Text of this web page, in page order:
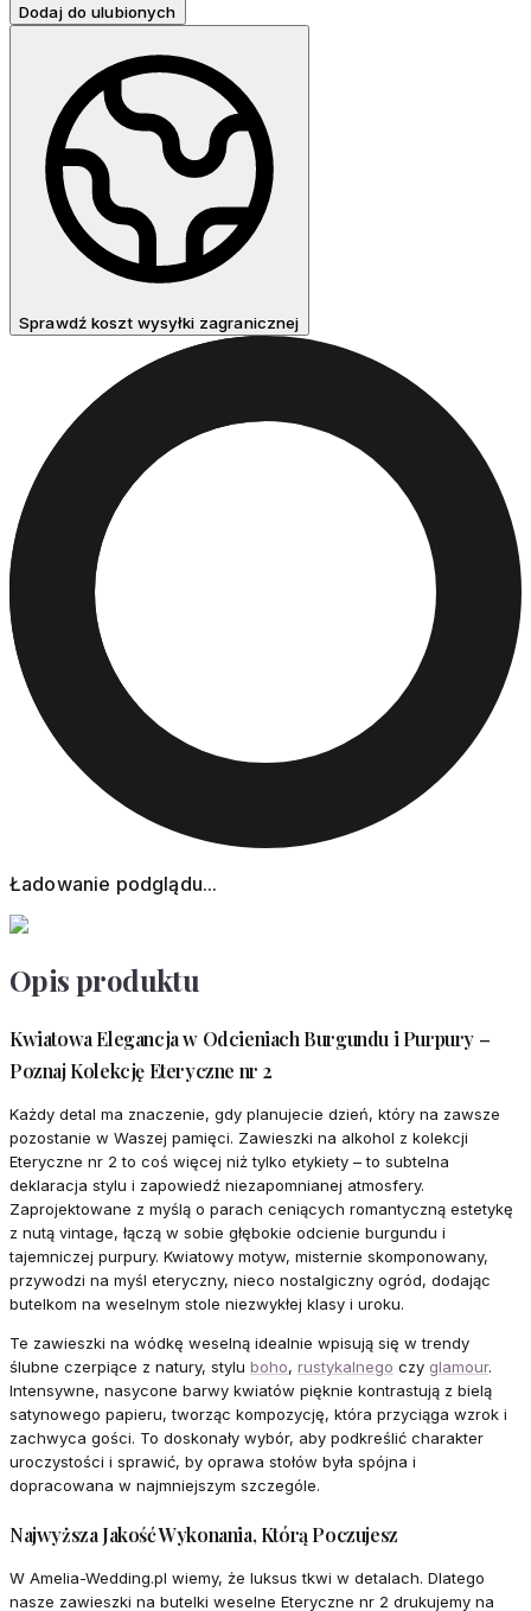
Dodaj do ulubionych
Sprawdź koszt wysyłki zagranicznej
Ładowanie podglądu...
Opis produktu
Kwiatowa Elegancja w Odcieniach Burgundu i Purpury –
Poznaj Kolekcję Eteryczne nr 2
Każdy detal ma znaczenie, gdy planujecie dzień, który na zawsze
pozostanie w Waszej pamięci. Zawieszki na alkohol z kolekcji
Eteryczne nr 2 to coś więcej niż tylko etykiety – to subtelna
deklaracja stylu i zapowiedź niezapomnianej atmosfery.
Zaprojektowane z myślą o parach ceniących romantyczną estetykę
z nutą vintage, łączą w sobie głębokie odcienie burgundu i
tajemniczej purpury. Kwiatowy motyw, misternie skomponowany,
przywodzi na myśl eteryczny, nieco nostalgiczny ogród, dodając
butelkom na weselnym stole niezwykłej klasy i uroku.
Te zawieszki na wódkę weselną idealnie wpisują się w trendy
ślubne czerpiące z natury, stylu boho, rustykalnego czy glamour.
Intensywne, nasycone barwy kwiatów pięknie kontrastują z bielą
satynowego papieru, tworząc kompozycję, która przyciąga wzrok i
zachwyca gości. To doskonały wybór, aby podkreślić charakter
uroczystości i sprawić, by oprawa stołów była spójna i
dopracowana w najmniejszym szczególe.
Najwyższa Jakość Wykonania, Którą Poczujesz
W Amelia-Wedding.pl wiemy, że luksus tkwi w detalach. Dlatego
nasze zawieszki na butelki weselne Eteryczne nr 2 drukujemy na